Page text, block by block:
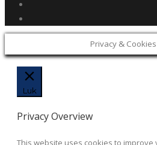
Privacy &
Luk
Privacy Overview
This website uses cookies to